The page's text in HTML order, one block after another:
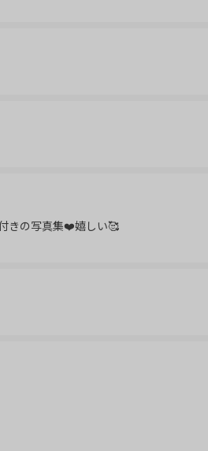
きの写真集❤️嬉しい🥰